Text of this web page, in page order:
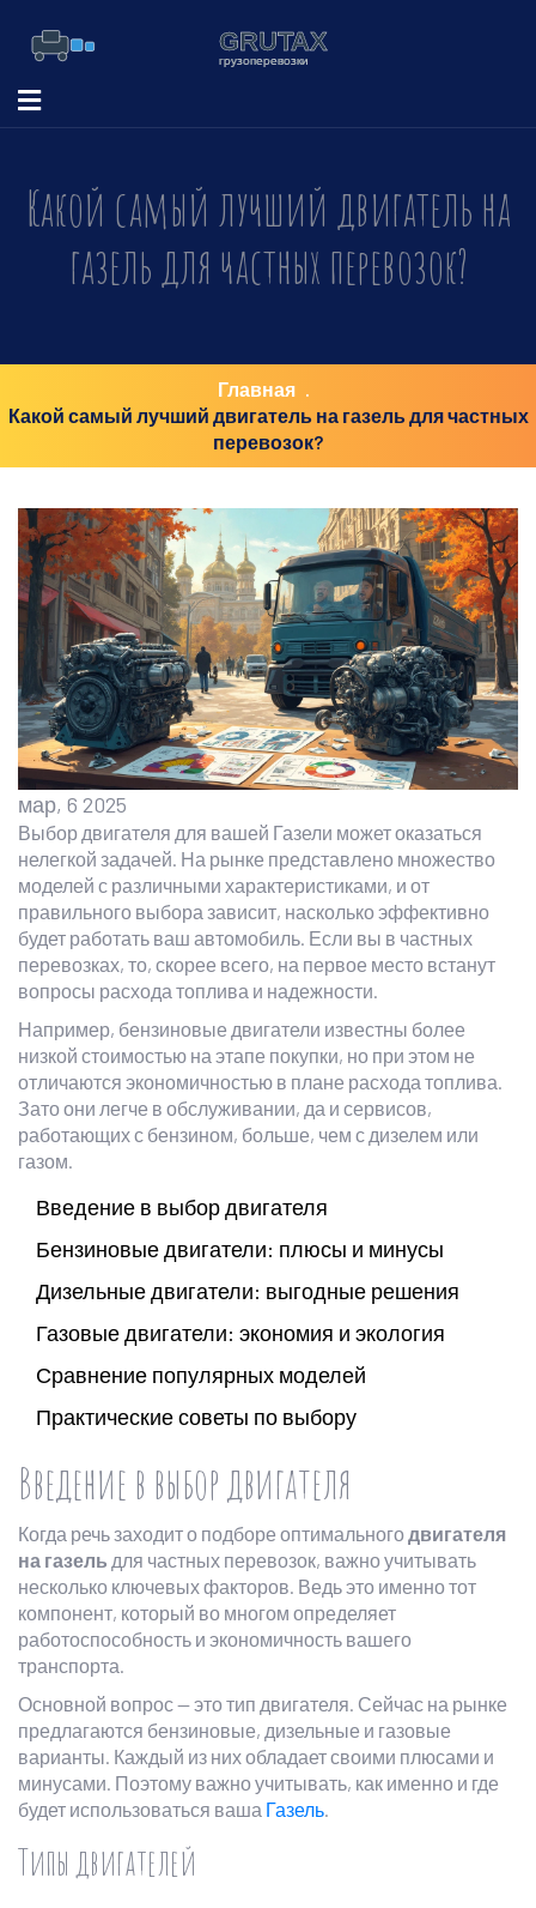
Какой самый лучший двигатель на
газель для частных перевозок?
Главная
Какой самый лучший двигатель на газель для частных
перевозок?
мар, 6 2025
Выбор двигателя для вашей Газели может оказаться
нелегкой задачей. На рынке представлено множество
моделей с различными характеристиками, и от
правильного выбора зависит, насколько эффективно
будет работать ваш автомобиль. Если вы в частных
перевозках, то, скорее всего, на первое место встанут
вопросы расхода топлива и надежности.
Например, бензиновые двигатели известны более
низкой стоимостью на этапе покупки, но при этом не
отличаются экономичностью в плане расхода топлива.
Зато они легче в обслуживании, да и сервисов,
работающих с бензином, больше, чем с дизелем или
газом.
Введение в выбор двигателя
Бензиновые двигатели: плюсы и минусы
Дизельные двигатели: выгодные решения
Газовые двигатели: экономия и экология
Сравнение популярных моделей
Практические советы по выбору
Введение в выбор двигателя
Когда речь заходит о подборе оптимальногодвигателя
на газель для частных перевозок, важно учитывать
несколько ключевых факторов. Ведь это именно тот
компонент, который во многом определяет
работоспособность и экономичность вашего
транспорта.
Основной вопрос — это тип двигателя. Сейчас на рынке
предлагаются бензиновые, дизельные и газовые
варианты. Каждый из них обладает своими плюсами и
минусами. Поэтому важно учитывать, как именно и где
будет использоваться ваша Газель.
Типы двигателей